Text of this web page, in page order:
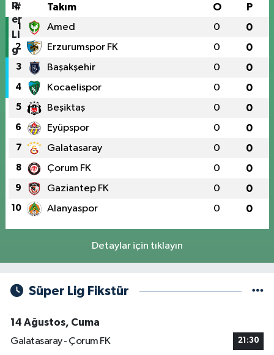
# Takım O P
1 Amed 0 0
2 Erzurumspor FK 0 0
3 Başakşehir 0 0
4 Kocaelispor 0 0
5 Beşiktaş 0 0
6 Eyüpspor 0 0
7 Galatasaray 0 0
8 Çorum FK 0 0
9 Gaziantep FK 0 0
10 Alanyaspor 0 0
Detaylar için tıklayın
Süper Lig Fikstür
14 Ağustos, Cuma
Galatasaray - Çorum FK
21:30